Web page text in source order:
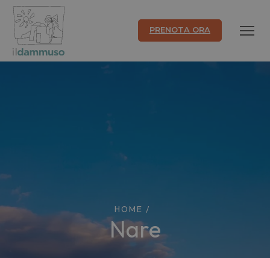
PRENOTA ORA
HOME /
nare